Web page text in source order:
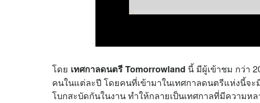
โดย เทศกาลดนตรี Tomorrowland นี้ มีผู้เข้าชม กว่า
คนในแต่ละปี โดยคนที่เข้ามาในเทศกาลดนตรีแห่งนี้จะ
โบกสะบัดกันในงาน ทำให้กลายเป็นเทศกาลที่มีความ